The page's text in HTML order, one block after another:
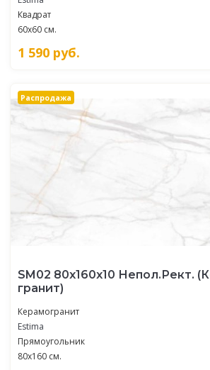
Квадрат
60x60 см.
1 590 руб.
Распродажа
SM02 80x160x10 Непол.Рект.
гранит)
Керамогранит
Estima
Прямоугольник
80x160 см.